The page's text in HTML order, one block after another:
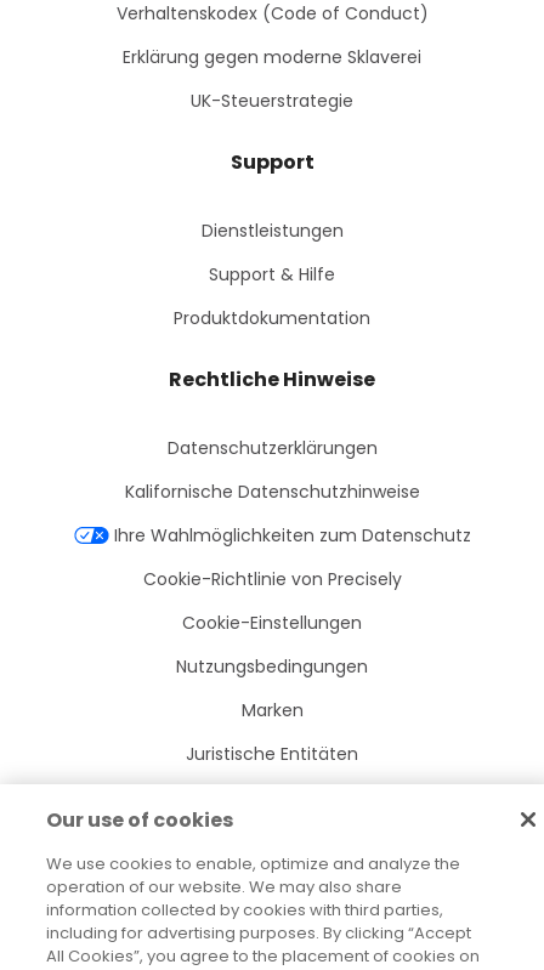
Verhaltenskodex (Code of Conduct)
Erklärung gegen moderne Sklaverei
UK-Steuerstrategie
Support
Dienstleistungen
Support & Hilfe
Produktdokumentation
Rechtliche Hinweise
Datenschutzerklärungen
Kalifornische Datenschutzhinweise
Ihre Wahlmöglichkeiten zum Datenschutz
Cookie-Richtlinie von Precisely
Cookie-Einstellungen
Nutzungsbedingungen
Marken
Juristische Entitäten
2026 © Precisely
Our use of cookies
We use cookies to enable, optimize and analyze the
operation of our website. We may also share
information collected by cookies with third parties,
including for advertising purposes. By clicking “Accept
All Cookies”, you agree to the placement of cookies on